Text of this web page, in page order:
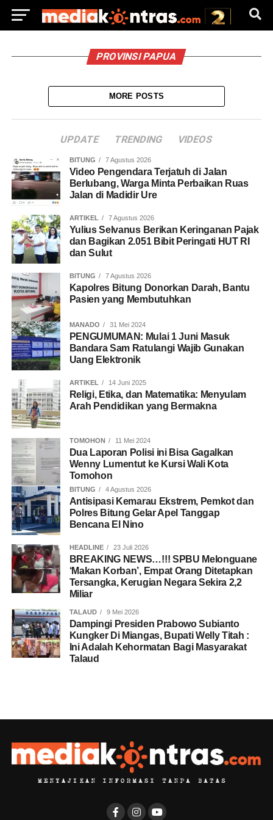
PROVINSI PAPUA
MORE POSTS
UPDATE TRENDING VIDEOS
BITUNG 7 Agustus 2026
Video Pengendara Terjatuh di Jalan
Berlubang, Warga Minta Perbaikan Ruas
Jalan di Madidir Ure
ARTIKEL 7 Agustus 2026
Yulius Selvanus Berikan Keringanan Pajak
dan Bagikan 2.051 Bibit Peringati HUT RI
dan Sulut
BITUNG 7 Agustus 2026
Kapolres Bitung Donorkan Darah, Bantu
Pasien yang Membutuhkan
MANADO 31 Mei 2024
PENGUMUMAN: Mulai 1 Juni Masuk
Bandara Sam Ratulangi Wajib Gunakan
Uang Elektronik
ARTIKEL 14 Juni 2025
Religi, Etika, dan Matematika: Menyulam
Arah Pendidikan yang Bermakna
TOMOHON 11 Mei 2024
Dua Laporan Polisi ini Bisa Gagalkan
Wenny Lumentut ke Kursi Wali Kota
Tomohon
BITUNG 4 Agustus 2026
Antisipasi Kemarau Ekstrem, Pemkot dan
Polres Bitung Gelar Apel Tanggap
Bencana El Nino
HEADLINE 23 Juli 2026
BREAKING NEWS…!!! SPBU Melonguane
‘Makan Korban’, Empat Orang Ditetapkan
Tersangka, Kerugian Negara Sekira 2,2
Miliar
TALAUD 9 Mei 2026
Dampingi Presiden Prabowo Subianto
Kungker Di Miangas, Bupati Welly Titah :
Ini Adalah Kehormatan Bagi Masyarakat
Talaud